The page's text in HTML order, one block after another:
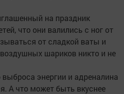
на праздник
что они валились с ног от
от сладкой ваты и
шариков никто и не
выброса энергии и адреналина
А что может быть вкуснее